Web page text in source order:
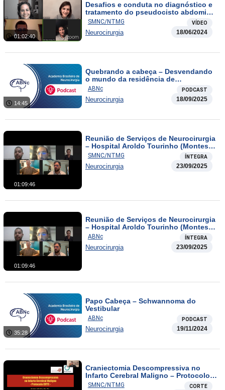
01:02:40
Desafios e conduta no diagnóstico e
tratamento do pseudocisto abdominal
pós-DVP
SMNC/NTMG VÍDEO
Neurocirurgia 18/06/2024
14:45
Quebrando a cabeça – Desvendando
o mundo da residência de
neurocirurgia
ABNc PODCAST
Neurocirurgia 18/09/2025
01:09:46
Reunião de Serviços de Neurocirurgia
– Hospital Aroldo Tourinho (Montes
Claros-MG) e Hospital Odilon Behrens
(BH-MG)-duplicate-1
SMNC/NTMG ÍNTEGRA
Neurocirurgia 23/09/2025
01:09:46
Reunião de Serviços de Neurocirurgia
– Hospital Aroldo Tourinho (Montes
Claros-MG) e Hospital Odilon Behrens
(BH-MG)
ABNc ÍNTEGRA
Neurocirurgia 23/09/2025
35:28
Papo Cabeça – Schwannoma do
Vestibular
ABNc PODCAST
Neurocirurgia 19/11/2024
Craniectomia Descompressiva no
Infarto Cerebral Maligno – Protocolo
EVITE
SMNC/NTMG CORTE